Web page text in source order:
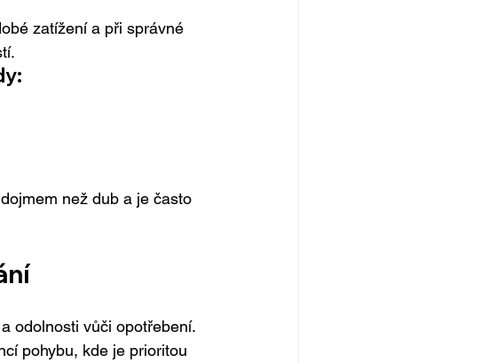
zatížení a při správné
než dub a je často
odolnosti vůči opotřebení.
pohybu, kde je prioritou